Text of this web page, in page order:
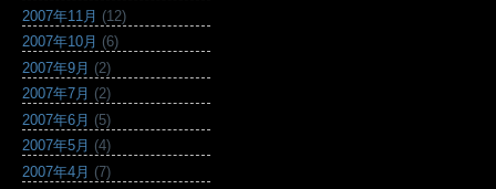
2007年11月 (12)
2007年10月 (6)
2007年9月 (2)
2007年7月 (2)
2007年6月 (5)
2007年5月 (4)
2007年4月 (7)